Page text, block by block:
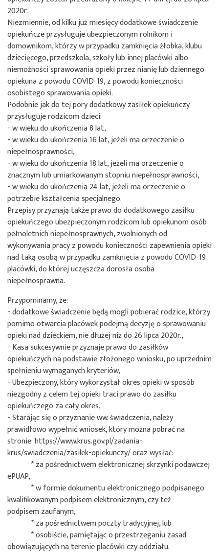
2020r.
Niezmiennie, od kilku już miesięcy dodatkowe świadczenie
opiekuńcze przysługuje ubezpieczonym rolnikom i
domownikom, którzy w przypadku zamknięcia żłobka, klubu
dziecięcego, przedszkola, szkoły lub innej placówki albo
niemożności sprawowania opieki przez nianię lub dziennego
opiekuna z powodu COVID-19, z powodu konieczności
osobistego sprawowania opieki.
Podobnie jak do tej pory dodatkowy zasiłek opiekuńczy
przysługuje rodzicom dzieci:
- w wieku do ukończenia 8 lat,
- w wieku do ukończenia 16 lat, jeżeli ma orzeczenie o
niepełnosprawności,
- w wieku do ukończenia 18 lat, jeżeli ma orzeczenie o
znacznym lub umiarkowanym stopniu niepełnosprawności,
- w wieku do ukończenia 24 lat, jeżeli ma orzeczenie o
potrzebie kształcenia specjalnego.
Przepisy przyznają także prawo do dodatkowego zasiłku
opiekuńczego ubezpieczonym rodzicom lub opiekunom osób
pełnoletnich niepełnosprawnych, zwolnionych od
wykonywania pracy z powodu konieczności zapewnienia opieki
nad taką osobą w przypadku zamknięcia z powodu COVID-19
placówki, do której uczęszcza dorosła osoba
niepełnosprawna.
Przypominamy, że:
- dodatkowe świadczenie będą mogli pobierać rodzice, którzy
pomimo otwarcia placówek podejmą decyzję o sprawowaniu
opieki nad dzieckiem, nie dłużej niż do 26 lipca 2020r.,
- Kasa sukcesywnie przyznaje prawo do zasiłków
opiekuńczych na podstawie złożonego wniosku, po uprzednim
spełnieniu wymaganych kryteriów,
- Ubezpieczony, który wykorzystał okres opieki w sposób
niezgodny z celem tej opieki traci prawo do zasiłku
opiekuńczego za cały okres,
- Starając się o przyznanie ww. świadczenia, należy
prawidłowo wypełnić wniosek, który można pobrać na
stronie: https://www.krus.gov.pl/zadania-
krus/swiadczenia/zasilek-opiekunczy/ oraz wysłać:
* za pośrednictwem elektronicznej skrzynki podawczej
ePUAP,
* w formie dokumentu elektronicznego podpisanego
kwalifikowanym podpisem elektronicznym, czy też
podpisem zaufanym,
* za pośrednictwem poczty tradycyjnej, lub
* osobiście, pamiętając o przestrzeganiu zasad
obowiązujących na terenie placówki czy oddziału.